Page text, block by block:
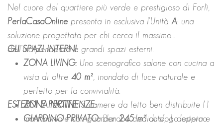
Nel cuore del quartiere più verde e prestigioso di Forlì,
PerlaCasaOnlinepresenta in esclusiva l'Unità A: una
soluzione progettata per chi cerca il massimo
dell’indipendenza e grandi spazi esterni.
GLI SPAZI INTERNI:
ZONA LIVING: Uno scenografico salone con cucina a
vista di oltre40 m² , inondato di luce naturale e
perfetto per la convivialità.
ZONA NOTTE:3 camere da letto ben distribuite (1
matrimoniale con guardaroba dedicato, 1 doppia e
ESTERNI E PERTINENZE:
GIARDINO PRIVATO:Ben245 m²di sfogo esterno